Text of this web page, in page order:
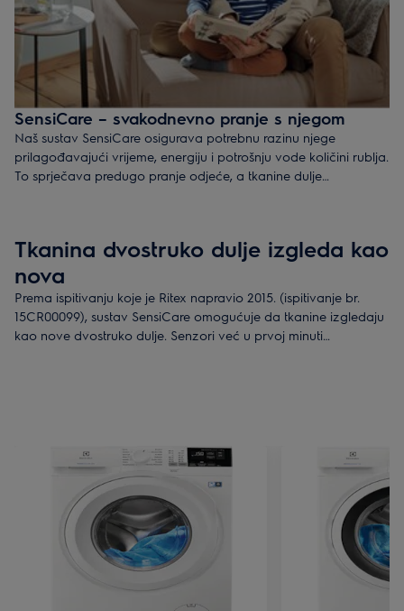
SensiCare – svakodnevno pranje s njegom
Naš sustav SensiCare osigurava potrebnu razinu njege
prilagođavajući vrijeme, energiju i potrošnju vode količini rublja.
To sprječava predugo pranje odjeće, a tkanine dulje
Tkanina dvostruko dulje izgleda kao
nova
Prema ispitivanju koje je Ritex napravio 2015. (ispitivanje br.
15CR00099), sustav SensiCare omogućuje da tkanine izgledaju
kao nove dvostruko dulje. Senzori već u prvoj minuti